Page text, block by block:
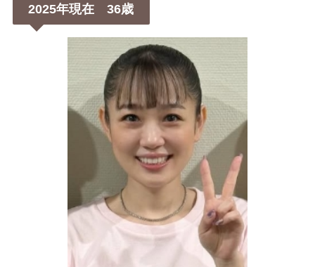
2025年現在 36歳